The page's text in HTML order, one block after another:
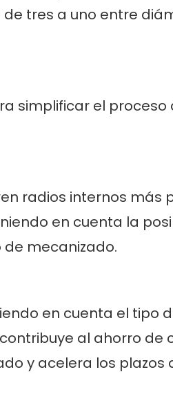
tres a uno entre
simplificar el
radios internos más
en cuenta la
mecanizado.
en cuenta el tipo
al ahorro de
y acelera los plazos